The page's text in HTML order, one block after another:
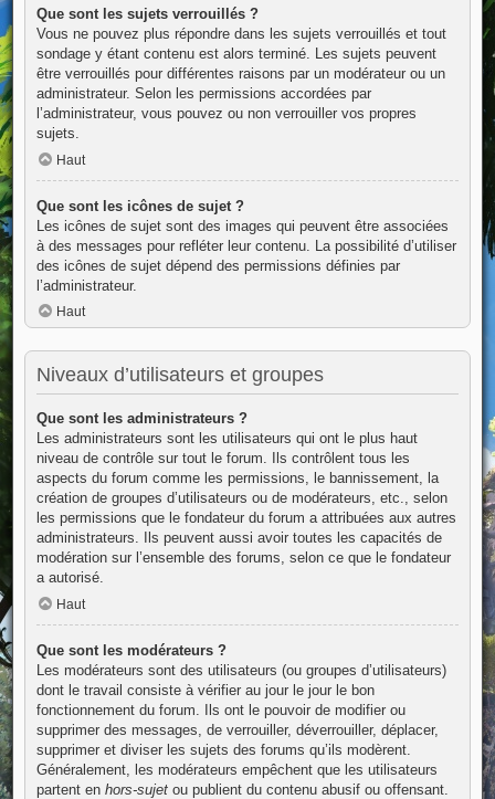
Que sont les sujets verrouillés ?
Vous ne pouvez plus répondre dans les sujets verrouillés et tout
sondage y étant contenu est alors terminé. Les sujets peuvent
être verrouillés pour différentes raisons par un modérateur ou un
administrateur. Selon les permissions accordées par
l’administrateur, vous pouvez ou non verrouiller vos propres
sujets.
Haut
Que sont les icônes de sujet ?
Les icônes de sujet sont des images qui peuvent être associées
à des messages pour refléter leur contenu. La possibilité d’utiliser
des icônes de sujet dépend des permissions définies par
l’administrateur.
Haut
Niveaux d’utilisateurs et groupes
Que sont les administrateurs ?
Les administrateurs sont les utilisateurs qui ont le plus haut
niveau de contrôle sur tout le forum. Ils contrôlent tous les
aspects du forum comme les permissions, le bannissement, la
création de groupes d’utilisateurs ou de modérateurs, etc., selon
les permissions que le fondateur du forum a attribuées aux autres
administrateurs. Ils peuvent aussi avoir toutes les capacités de
modération sur l’ensemble des forums, selon ce que le fondateur
a autorisé.
Haut
Que sont les modérateurs ?
Les modérateurs sont des utilisateurs (ou groupes d’utilisateurs)
dont le travail consiste à vérifier au jour le jour le bon
fonctionnement du forum. Ils ont le pouvoir de modifier ou
supprimer des messages, de verrouiller, déverrouiller, déplacer,
supprimer et diviser les sujets des forums qu’ils modèrent.
Généralement, les modérateurs empêchent que les utilisateurs
partent en hors-sujetou publient du contenu abusif ou offensant.